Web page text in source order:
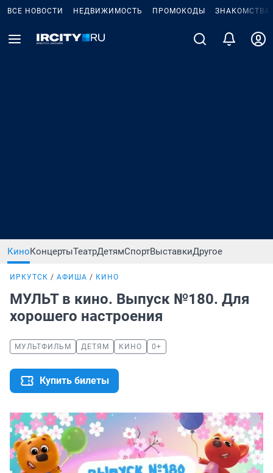
ВСЕ НОВОСТИ НЕДВИЖИМОСТЬ ПРОМОКОДЫ ЗНАКОМСТВА
КиноКонцертыТеатрДетямСпортВыставкиДругое
ИРКУТСК АФИША КИНО
МУЛЬТ в кино. Выпуск №180. Для
хорошего настроения
МУЛЬТФИЛЬМ ДЕТЯМ КИНО 0+
Купить билеты